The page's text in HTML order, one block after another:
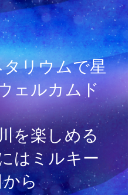
リウムで星
ェルカムド
を楽しめる
はミルキー
ら